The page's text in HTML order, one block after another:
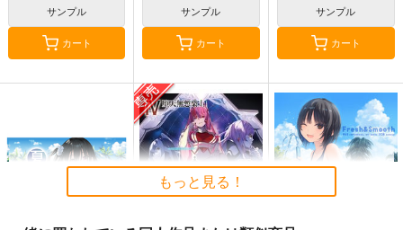
サンプル
カート
サンプル
カート
サンプル
カート
もっと見る！